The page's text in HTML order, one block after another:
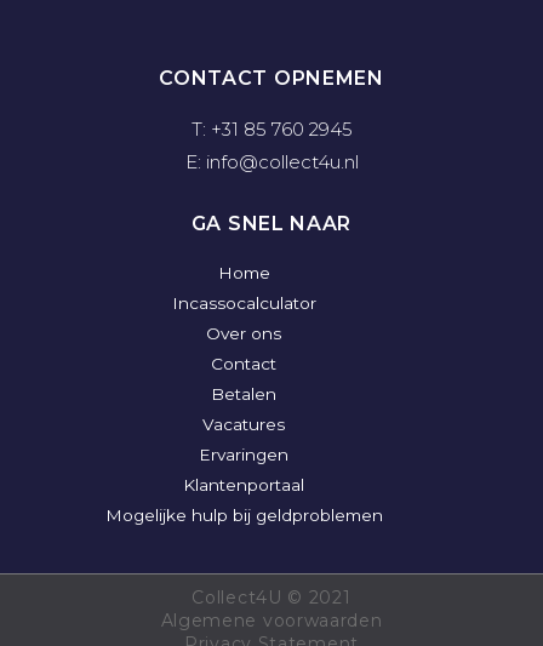
CONTACT OPNEMEN
T: +31 85 760 2945
E: info@collect4u.nl
GA SNEL NAAR
Home
Incassocalculator
Over ons
Contact
Betalen
Vacatures
Ervaringen
Klantenportaal
Mogelijke hulp bij geldproblemen
Collect4U © 2021
Algemene voorwaarden